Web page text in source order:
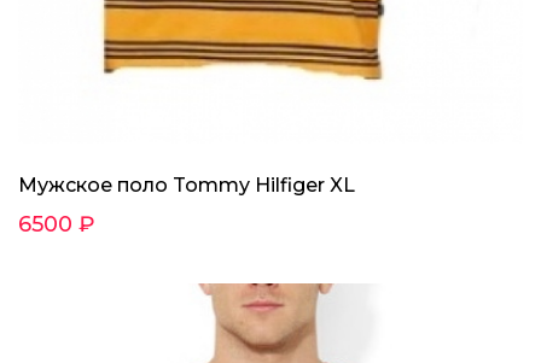
Мужское поло Tommy Hilfiger XL
6500 ₽